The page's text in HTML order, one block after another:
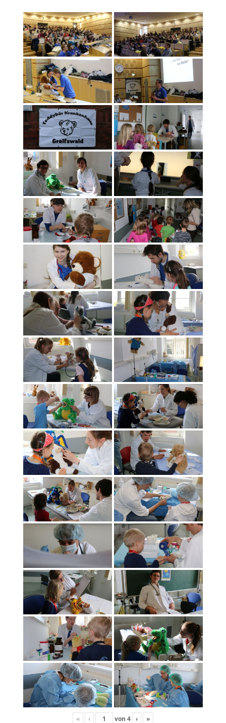
« ‹ von 4 › »